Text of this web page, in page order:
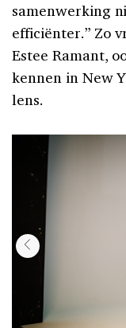
samenwerking
efficiënter.” Zo
Estee Ramant,
kennen in New
lens.